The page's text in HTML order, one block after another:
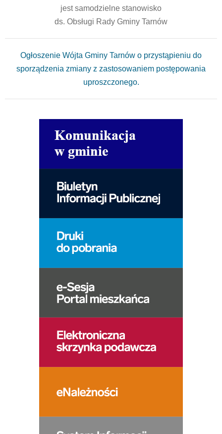
jest samodzielne stanowisko
ds. Obsługi Rady Gminy Tarnów
Ogłoszenie Wójta Gminy Tarnów o przystąpieniu do
sporządzenia zmiany z zastosowaniem postępowania
uproszczonego.